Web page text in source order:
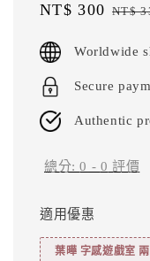
Sale
NT$ 300 NT$
Worldwide
Secure
Authentic
總分:0 - 0 評價
適用優惠
葉曄 字感遊戲室